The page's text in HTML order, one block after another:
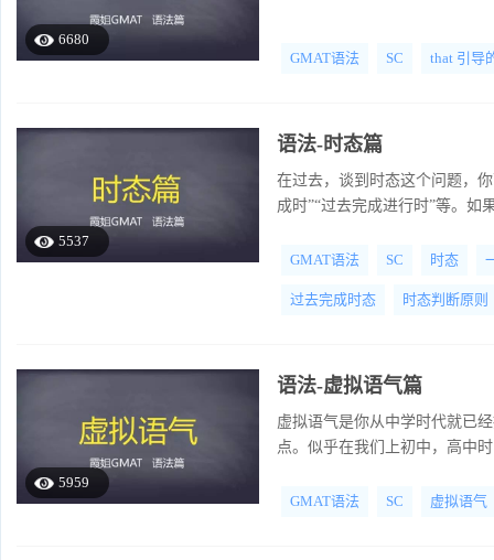
6680
GMAT语法 SC that 引导
5537
语法-时态篇
在过去，谈到时态这个问题，
成时”“过去完成进行时”等。如
GMAT语法 SC 时态
过去完成时态 时态判断原则
5959
语法-虚拟语气篇
虚拟语气是你从中学时代就已
点。似乎在我们上初中，高中
GMAT语法
SC 虚拟语气